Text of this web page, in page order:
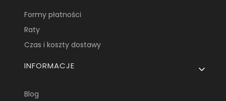
Formy płatności
Raty
Czas i koszty dostawy
INFORMACJE
Blog